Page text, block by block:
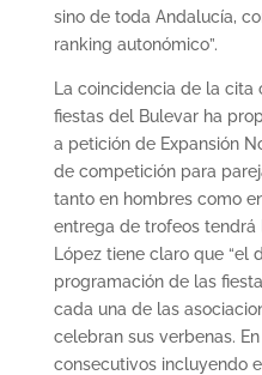
sino de toda Andalucía,
ranking autonómico”.
La coincidencia de la
fiestas del Bulevar ha
a petición de Expansión
de competición para
tanto en hombres como
entrega de trofeos
López tiene claro que
programación de las
cada una de las
celebran sus verbenas.
consecutivos incluyendo